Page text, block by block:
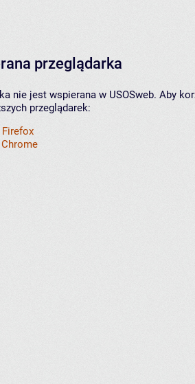
przeglądarka
nie jest wspierana w USOSweb. Aby
przeglądarek: